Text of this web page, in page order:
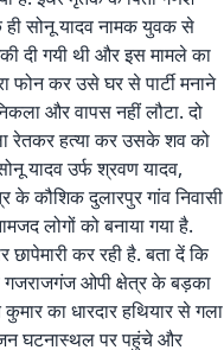
ही सोनू यादव नामक युवक से
दी गयी थी और इस मामले का
फोन कर उसे घर से पार्टी मनाने
और वापस नहीं लौटा. दो
रेतकर हत्या कर उसके शव को
यादव उर्फ श्रवण यादव,
के कौशिक दुलारपुर गांव निवासी
लोगों को बनाया गया है.
छापेमारी कर रही है. बता दें कि
गजराजगंज ओपी क्षेत्र के बड़का
का धारदार हथियार से गला
घटनास्थल पर पहुंचे और